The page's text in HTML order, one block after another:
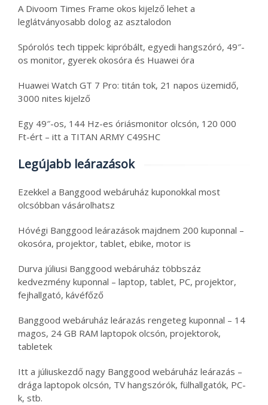
A Divoom Times Frame okos kijelző lehet a
leglátványosabb dolog az asztalodon
Spórolós tech tippek: kipróbált, egyedi hangszóró, 49″-
os monitor, gyerek okosóra és Huawei óra
Huawei Watch GT 7 Pro: titán tok, 21 napos üzemidő,
3000 nites kijelző
Egy 49″-os, 144 Hz-es óriásmonitor olcsón, 120 000
Ft-ért – itt a TITAN ARMY C49SHC
Legújabb leárazások
Ezekkel a Banggood webáruház kuponokkal most
olcsóbban vásárolhatsz
Hóvégi Banggood leárazások majdnem 200 kuponnal –
okosóra, projektor, tablet, ebike, motor is
Durva júliusi Banggood webáruház többszáz
kedvezmény kuponnal – laptop, tablet, PC, projektor,
fejhallgató, kávéfőző
Banggood webáruház leárazás rengeteg kuponnal – 14
magos, 24 GB RAM laptopok olcsón, projektorok,
tabletek
Itt a júliuskezdő nagy Banggood webáruház leárazás –
drága laptopok olcsón, TV hangszórók, fülhallgatók, PC-
k, stb.